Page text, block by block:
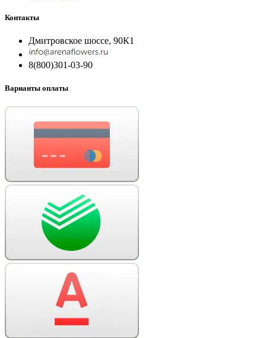
Контакты
Дмитровское шоссе, 90К1
8(800)301-03-90
Варианты оплаты